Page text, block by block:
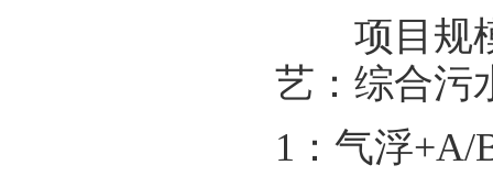
项目规模
艺：综合污
1：气浮+A/